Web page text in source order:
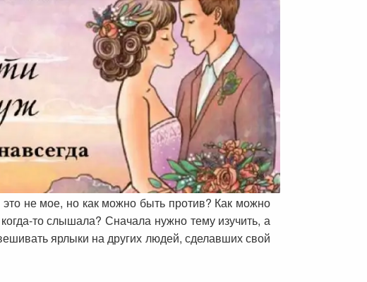
не мое, но как можно быть против? Как можно
то слышала? Сначала нужно тему изучить, а
ярлыки на других людей, сделавших свой